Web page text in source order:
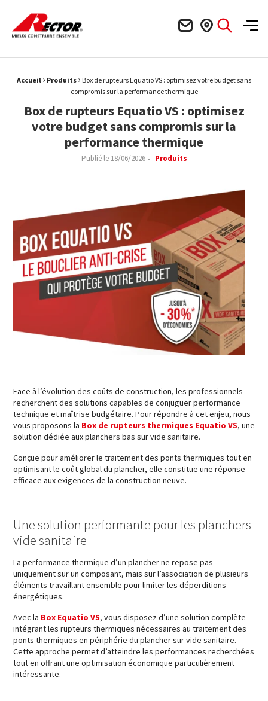
Rector Mieux construire ensemble
Fil d'Ariane :
Accueil › Produits › Box de rupteurs Equatio VS : optimisez votre budget sans
compromis sur la performance thermique
Box de rupteurs Equatio VS : optimisez
votre budget sans compromis sur la
performance thermique
Publié le 18/06/2026 Produits
Face à l’évolution des coûts de construction, les professionnels
recherchent des solutions capables de conjuguer performance
technique et maîtrise budgétaire. Pour répondre à cet enjeu, nous
vous proposons la Box de rupteurs thermiques Equatio VS, une
solution dédiée aux planchers bas sur vide sanitaire.
Conçue pour améliorer le traitement des ponts thermiques tout en
optimisant le coût global du plancher, elle constitue une réponse
efficace aux exigences de la construction neuve.
Une solution performante pour les planchers
vide sanitaire
La performance thermique d’un plancher ne repose pas
uniquement sur un composant, mais sur l’association de plusieurs
éléments travaillant ensemble pour limiter les déperditions
énergétiques.
Avec la Box Equatio VS, vous disposez d’une solution complète
intégrant les rupteurs thermiques nécessaires au traitement des
ponts thermiques en périphérie du plancher sur vide sanitaire.
Cette approche permet d’atteindre les performances recherchées
tout en offrant une optimisation économique particulièrement
intéressante.